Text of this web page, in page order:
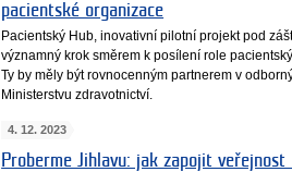
pacientské organizace
Pacientský Hub, inovativní pilotní projekt pod
významný krok směrem k posílení role
Ty by měly být rovnocenným partnerem v
Ministerstvu zdravotnictví.
4. 12. 2023
Proberme Jihlavu: jak zapojit veřejnost